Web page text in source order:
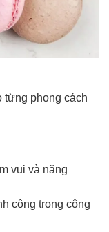
phong cách
vui và năng
công trong công